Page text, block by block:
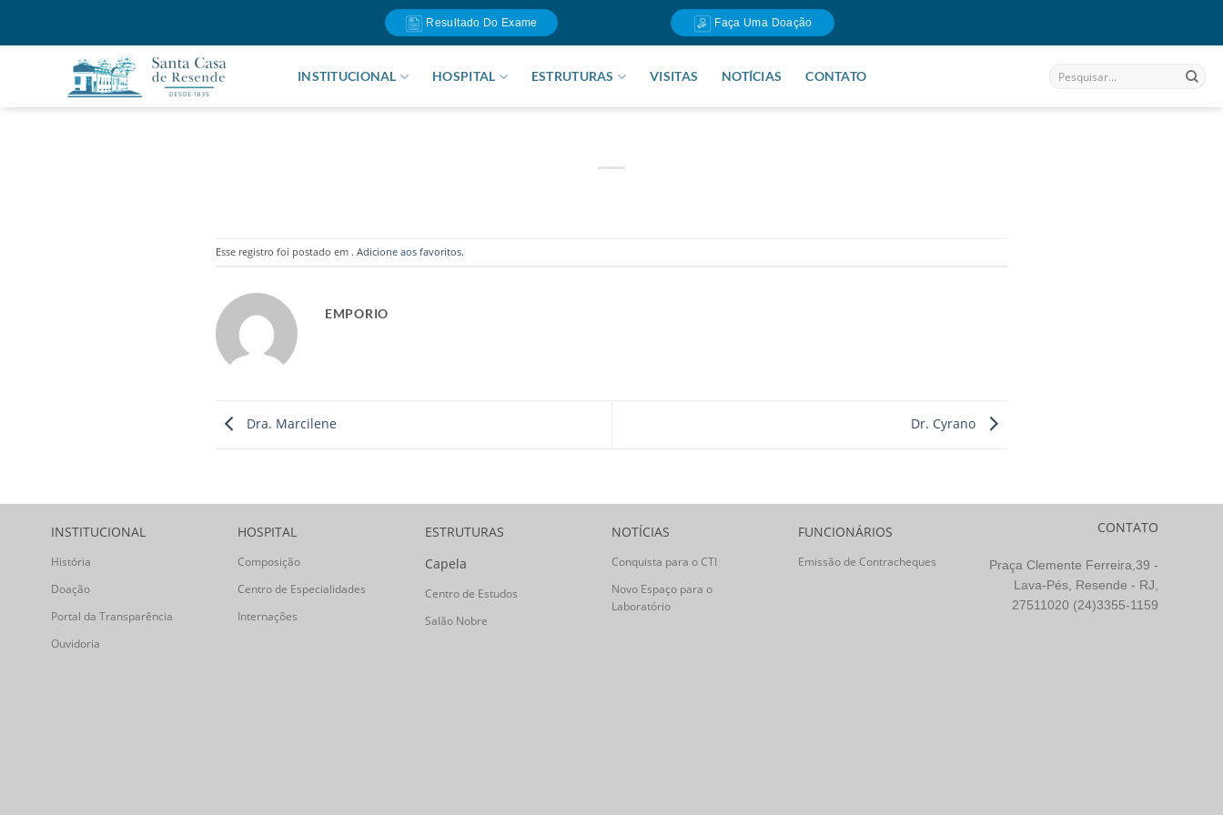
content
Resultado Do Exame Faça Uma Doação
INSTITUCIONAL HOSPITAL ESTRUTURAS VISITAS NOTÍCIAS CONTATO
Esse registro foi postado em . Adicione aos favoritos.
EMPORIO
Dra. Marcilene Dr. Cyrano
INSTITUCIONAL
História
Doação
Portal da Transparência
Ouvidoria
HOSPITAL
Composição
Centro de Especialidades
Internações
ESTRUTURAS
Capela
Centro de Estudos
Salão Nobre
NOTÍCIAS
Conquista para o CTI
Novo Espaço para o
Laboratório
FUNCIONÁRIOS
Emissão de Contracheques
CONTATO
Praça Clemente Ferreira,39 -
Lava-Pés, Resende - RJ,
27511020 (24)3355-1159